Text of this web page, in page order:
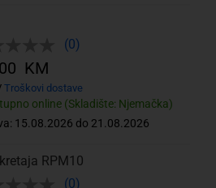
(0)
online (Skladište: Njemačka)
15.08.2026 do 21.08.2026
KM
Troškovi dostave
RPM10
(0)